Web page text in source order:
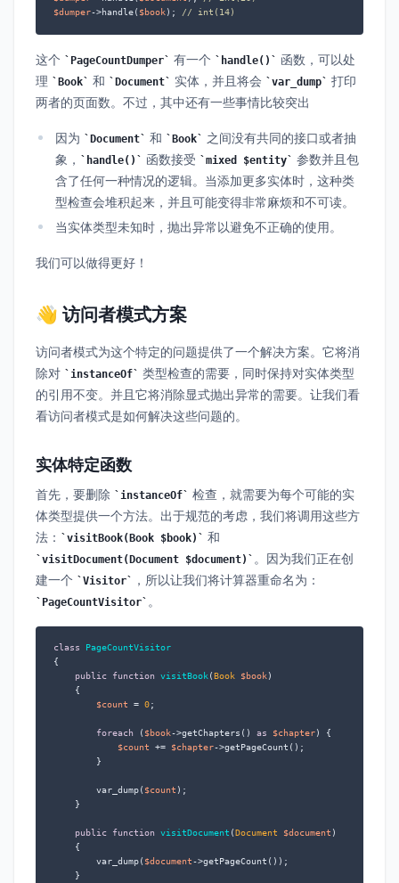
$dumper->handle( $book); // int(14)
这个 PageCountDumper 有一个 handle()
函数，可以处
理
Book 和 Document 实体，并且将会 var_dump
打印
两者的页面数。不过，其中还有一些事情比较突出
因为 Document 和 Book
之间没有共同的接口或者抽
象，
handle() 函数接受 mixed $entity
参数并且包
含了任何一种情况的逻辑。当添加更多实体时，这种类
型检查会堆积起来，并且可能变得非常麻烦和不可读。
当实体类型未知时，抛出异常以避免不正确的使用。
我们可以做得更好！
👋 访问者模式方案
访问者模式为这个特定的问题提供了一个解决方案。它将消
除对
instanceOf
类型检查的需要，同时保持对实体类型
的引用不变。并且它将消除显式抛出异常的需要。让我们看
看访问者模式是如何解决这些问题的。
实体特定函数
首先，要删除 instanceOf
检查，就需要为每个可能的实
体类型提供一个方法。出于规范的考虑，我们将调用这些方
法：
visitBook(Book $book) 和
visitDocument(Document $document)
。因为我们正在创
建一个
Visitor ，所以让我们将计算器重命名为：
PageCountVisitor 。
class
PageCountVisitor
{
public
function visitBook( Book $book)
{
$count = 0;
foreach ( $book->getChapters() as $chapter) {
$count += $chapter->getPageCount();
        }
        var_dump(
$count );
    }
public function visitDocument ( Document $document )
{
        var_dump(
$document->getPageCount());
    }